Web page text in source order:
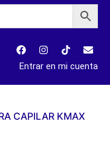
Entrar en mi cuenta
CAPILAR KMAX